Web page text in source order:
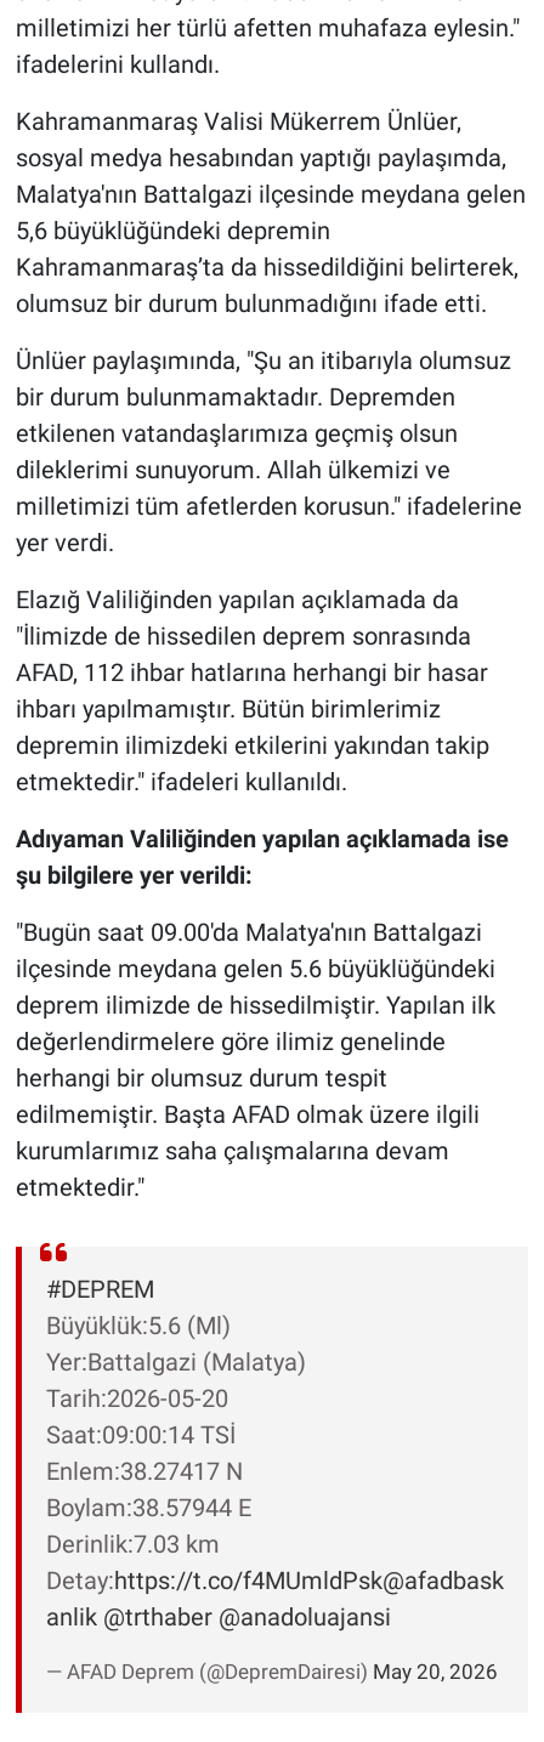
milletimizi her türlü afetten muhafaza eylesin."
ifadelerini kullandı.
Kahramanmaraş Valisi Mükerrem Ünlüer,
sosyal medya hesabından yaptığı paylaşımda,
Malatya'nın Battalgazi ilçesinde meydana gelen
5,6 büyüklüğündeki depremin
Kahramanmaraş’ta da hissedildiğini belirterek,
olumsuz bir durum bulunmadığını ifade etti.
Ünlüer paylaşımında, "Şu an itibarıyla olumsuz
bir durum bulunmamaktadır. Depremden
etkilenen vatandaşlarımıza geçmiş olsun
dileklerimi sunuyorum. Allah ülkemizi ve
milletimizi tüm afetlerden korusun." ifadelerine
yer verdi.
Elazığ Valiliğinden yapılan açıklamada da
"İlimizde de hissedilen deprem sonrasında
AFAD, 112 ihbar hatlarına herhangi bir hasar
ihbarı yapılmamıştır. Bütün birimlerimiz
depremin ilimizdeki etkilerini yakından takip
etmektedir." ifadeleri kullanıldı.
Adıyaman Valiliğinden yapılan açıklamada ise
şu bilgilere yer verildi:
"Bugün saat 09.00'da Malatya'nın Battalgazi
ilçesinde meydana gelen 5.6 büyüklüğündeki
deprem ilimizde de hissedilmiştir. Yapılan ilk
değerlendirmelere göre ilimiz genelinde
herhangi bir olumsuz durum tespit
edilmemiştir. Başta AFAD olmak üzere ilgili
kurumlarımız saha çalışmalarına devam
etmektedir."
#DEPREM
Büyüklük:5.6 (Ml)
Yer:Battalgazi (Malatya)
Tarih:2026-05-20
Saat:09:00:14 TSİ
Enlem:38.27417 N
Boylam:38.57944 E
Derinlik:7.03 km
Detay:https://t.co/f4MUmldPsk@afadbask
anlik @trthaber @anadoluajansi
— AFAD Deprem (@DepremDairesi) May 20, 2026